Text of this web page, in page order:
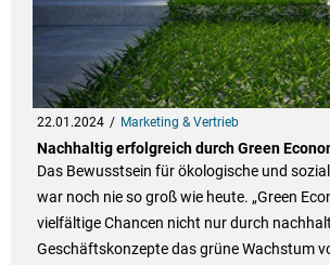
22.01.2024 Marketing & Vertrieb
Nachhaltig erfolgreich durch Green
Das Bewusstsein für ökologische und
war noch nie so groß wie heute. „Green
vielfältige Chancen nicht nur durch
Geschäftskonzepte das grüne Wachstum